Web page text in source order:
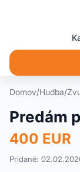
Domov/Hudba/
Predám
400 EUR
Pridané: